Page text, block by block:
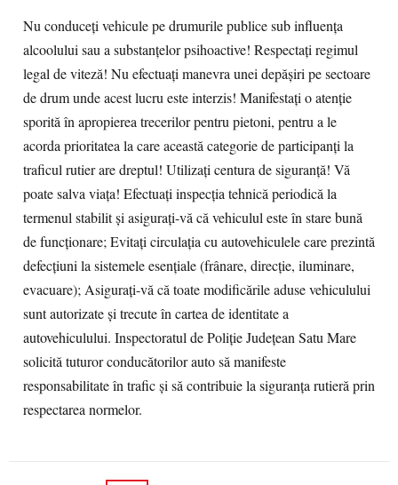
Nu conduceți vehicule pe drumurile publice sub influența
alcoolului sau a substanțelor psihoactive! Respectați regimul
legal de viteză! Nu efectuați manevra unei depășiri pe sectoare
de drum unde acest lucru este interzis! Manifestați o atenție
sporită în apropierea trecerilor pentru pietoni, pentru a le
acorda prioritatea la care această categorie de participanți la
traficul rutier are dreptul! Utilizați centura de siguranță! Vă
poate salva viața! Efectuați inspecția tehnică periodică la
termenul stabilit și asigurați-vă că vehiculul este în stare bună
de funcționare; Evitați circulația cu autovehiculele care prezintă
defecțiuni la sistemele esențiale (frânare, direcție, iluminare,
evacuare); Asigurați-vă că toate modificările aduse vehiculului
sunt autorizate și trecute în cartea de identitate a
autovehiculului. Inspectoratul de Poliție Județean Satu Mare
solicită tuturor conducătorilor auto să manifeste
responsabilitate în trafic și să contribuie la siguranța rutieră prin
respectarea normelor.